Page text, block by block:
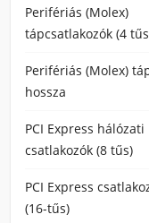
Perifériás (Molex)
tápcsatlakozók (4
Perifériás (Molex)
hossza
PCI Express hálózati
csatlakozók (8 tűs)
PCI Express
(16-tűs)